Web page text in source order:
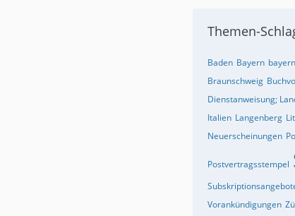
Themen-
Baden Bayern
Braunschweig
Dienstanweisung;
Italien Langenberg
Neuerscheinungen
Postvertragsstempel
Vorankündigungen